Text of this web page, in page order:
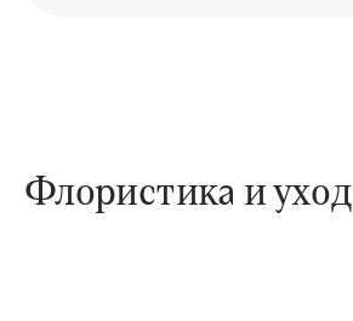
Флористика и уход